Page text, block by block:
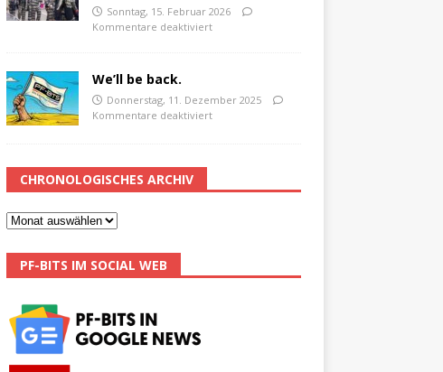
Sonntag, 15. Februar 2026
Kommentare deaktiviert
We’ll be back.
Donnerstag, 11. Dezember 2025
Kommentare deaktiviert
CHRONOLOGISCHES ARCHIV
PF-BITS IM SOCIAL WEB